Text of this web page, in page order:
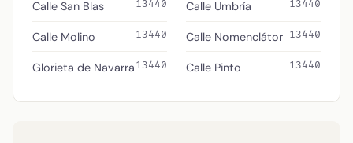
Calle San Blas 13440
Calle Molino 13440
Glorieta de Navarra13440
Calle Umbría 13440
Calle Nomenclátor 13440
Calle Pinto 13440